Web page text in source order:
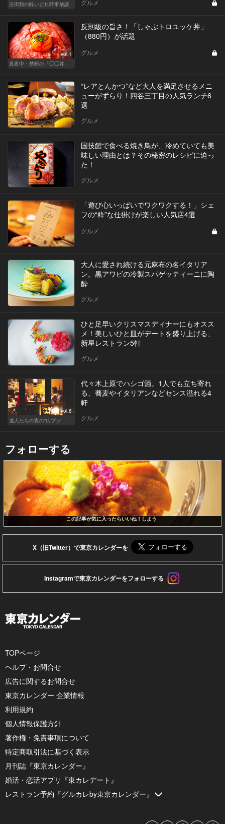
吉田類の酔いどれ時事放談
グルメ
Vol.1
真夜中・禁断の「◯◯丼」
反則級の旨さ！「しゃぶトロユッケ丼」
（880円）が話題
グルメ
“レアとんかつ”など大人を満足させるメニ
ューがずらり！四谷三丁目の人気ランチ6
選
グルメ
国技館で食べる焼き鳥が、冷めていても美
味しい理由とは？その秘密のレシピに迫っ
た！
グルメ
「遊び心いっぱいでワクワクする！」シェ
フの“粋”な仕掛けが楽しい人気店4選
グルメ
大人に愛され続ける元麻布の名イタリア
ン。黒アワビの冷製スパゲッティーニに陶
酔
グルメ
ひと足早いクリスマスディナーにもオスス
メ！美しいひと皿がデートを盛り上げる、
新星レストラン5軒
グルメ
Vol.6
達人たちの夜の“街ブラ”
代々木上原でハシゴ酒。1人でも立ち寄れ
る、蕎麦やイタリアンなどセンス溢れる4
軒
グルメ
フォローする
この記事が気に入ったらいいね！しよう
X（旧Twitter）で東京カレンダーを
Instagramで東京カレンダーをフォローする
TOPページ
ヘルプ・お問合せ
広告に関するお問合せ
東京カレンダー 企業情報
利用規約
個人情報保護方針
著作権・免責事項について
特定商取引法に基づく表示
月刊誌『東京カレンダー』
婚活・恋活アプリ『東カレデート』
レストラン予約『グルカレby東京カレンダー』